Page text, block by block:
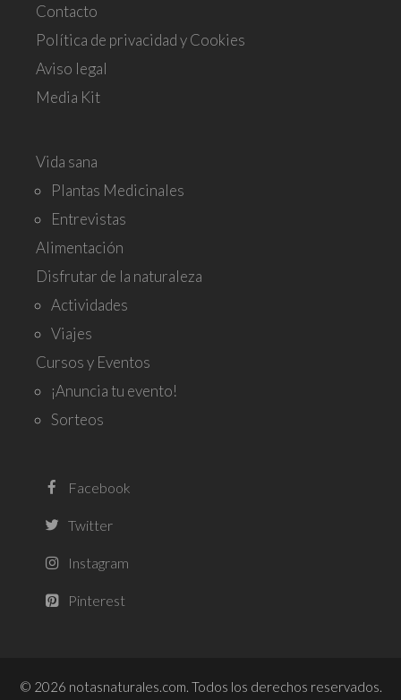
Contacto
Política de privacidad y Cookies
Aviso legal
Media Kit
Vida sana
Plantas Medicinales
Entrevistas
Alimentación
Disfrutar de la naturaleza
Actividades
Viajes
Cursos y Eventos
¡Anuncia tu evento!
Sorteos
© 2026 notasnaturales.com. Todos los derechos reservados.